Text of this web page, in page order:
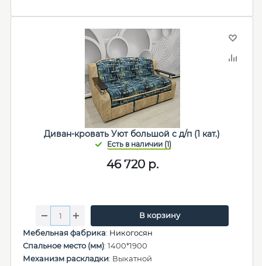
Диван-кровать Уют большой с д/п (1 кат.)
46 720р.
В корзину
Мебельная фабрика: Никогосян
Спальное место (мм): 1400*1900
Механизм раскладки: Выкатной